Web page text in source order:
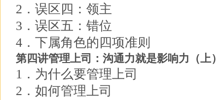
2．误区四：领主
3．误区五：错位
4．下属角色的四项准则
第四讲管理上司：沟通力就是影响力（上
1．为什么要管理上司
2．如何管理上司